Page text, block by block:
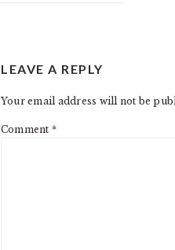
INTERACTIONS
LEAVE A REPLY
Your email address will not be
Comment *